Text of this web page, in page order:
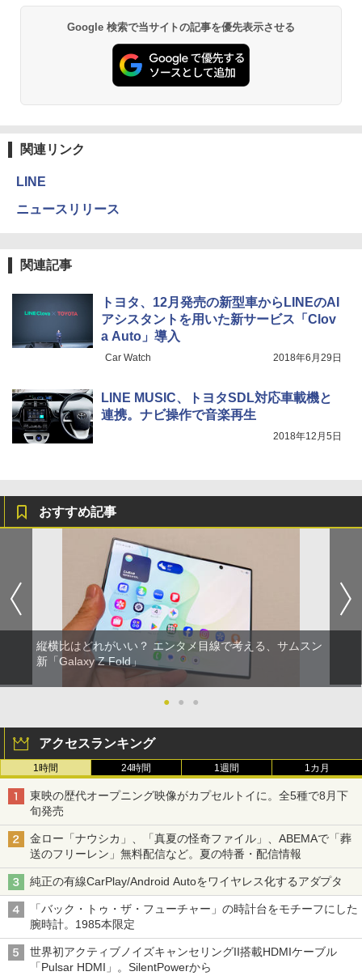
Google 検索で当サイトの記事を優先表示させる
関連リンク
LINE
ニュースリリース
関連記事
トヨタ、12月発売の新型車からLINEのAI
アシスタントを用いた新サービス「Clov
a Auto」導入
Car Watch 2018年6月29日
LINE MUSIC、トヨタSDL対応車載機と
連携。ナビ操作で音楽再生
2018年12月5日
おすすめ記事
縦横比はどれがいい？ エンタメ目線で考える、サムスン
新「Galaxy Z Fold」
● ● ●
アクセスランキング
1時間 24時間 1週間 1カ月
東映の歴代オープニング映像がカプセルトイに。全5種で8月下
旬発売
金ロー「ナウシカ」、「真夏の怪奇ファイル」、ABEMAで「葬
送のフリーレン」無料配信など。夏の特番・配信情報
純正の有線CarPlay/Android Autoをワイヤレス化するアダプタ
「バック・トゥ・ザ・フューチャー」の時計台をモチーフにした
腕時計。1985本限定
世界初アクティブノイズキャンセリングII搭載HDMIケーブル
「Pulsar HDMI」。SilentPowerから